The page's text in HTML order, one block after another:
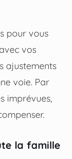
pour vous
vos
ajustements
voie. Par
imprévues,
la famille